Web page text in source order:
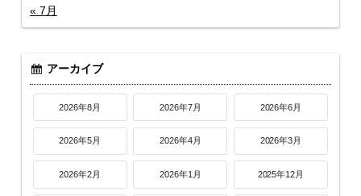
« 7月
アーカイブ
2026年8月 2026年7月 2026年6月
2026年5月 2026年4月 2026年3月
2026年2月 2026年1月 2025年12月